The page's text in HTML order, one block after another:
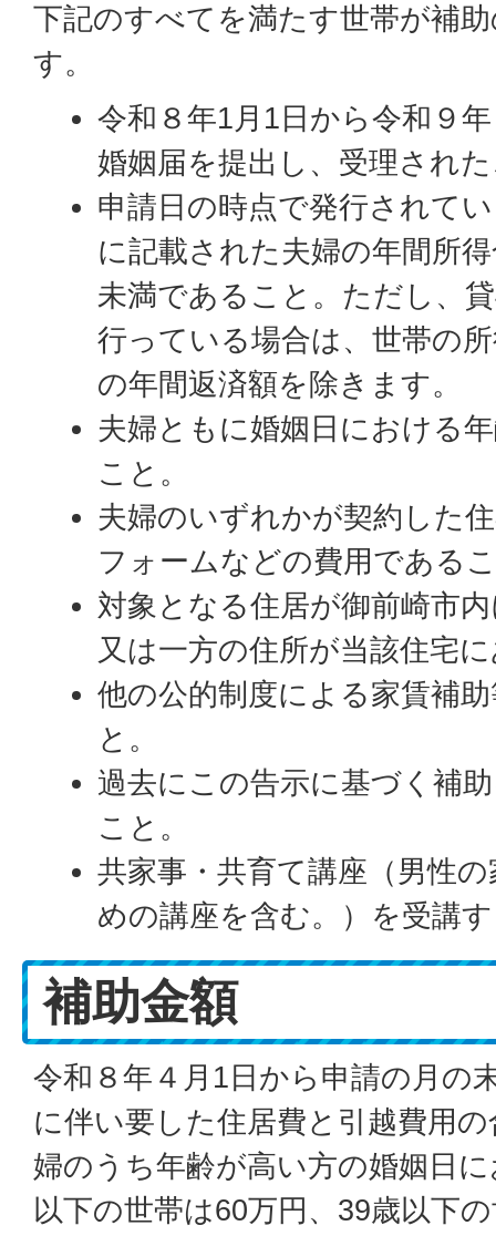
下記のすべてを満たす世帯が補
す。
令和８年1月1日から令和９
婚姻届を提出し、受理され
申請日の時点で発行されて
に記載された夫婦の年間所
未満であること。ただし、
行っている場合は、世帯の
の年間返済額を除きます。
夫婦ともに婚姻日における
こと。
夫婦のいずれかが契約した
フォームなどの費用である
対象となる住居が御前崎市
又は一方の住所が当該住宅
他の公的制度による家賃補
と。
過去にこの告示に基づく補
こと。
共家事・共育て講座（男性
めの講座を含む。）を受講
補助金額
令和８年４月1日から申請の月の
に伴い要した住居費と引越費用
婦のうち年齢が高い方の婚姻日
以下の世帯は60万円、39歳以下